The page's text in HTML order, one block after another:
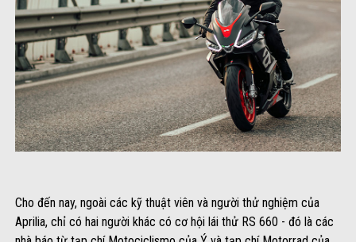
Cho đến nay, ngoài các kỹ thuật viên và người thử nghiệm của
Aprilia, chỉ có hai người khác có cơ hội lái thử RS 660 - đó là các